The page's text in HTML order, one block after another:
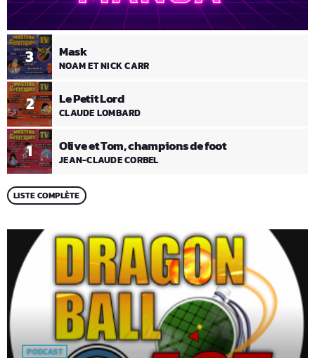
1 Olive et Tom, champions de foot
JEAN-CLAUDE CORBEL
2 Le Petit Lord
CLAUDE LOMBARD
3 Mask
NOAM ET NICK CARR
LISTE COMPLÈTE
PODCAST